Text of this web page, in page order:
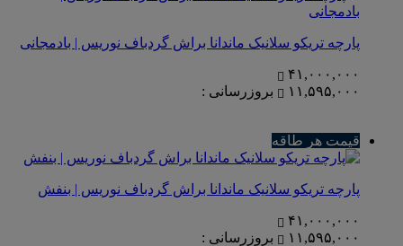
پارچه تریکو سلانیک ماندانا براش گردباف نوریس | بادمجانی
۴۱,۰۰۰,۰۰۰
۱۱,۵۹۵,۰۰۰
بروزرسانی :
قیمت هر طاقه
پارچه تریکو سلانیک ماندانا براش گردباف نوریس | بنفش
۴۱,۰۰۰,۰۰۰
۱۱,۵۹۵,۰۰۰
بروزرسانی :